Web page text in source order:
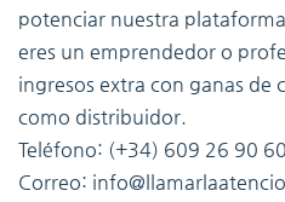
potenciar nuestra
eres un emprendedor o
ingresos extra con ganas de
como distribuidor.
Teléfono: (+34) 609 26 90 60
Correo: